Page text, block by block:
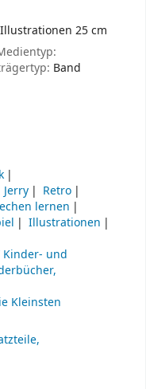
25 cm
Band
Retro
lernen
Illustrationen
Kinder- und
Kleinsten